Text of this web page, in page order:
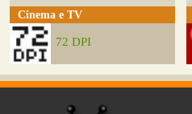
Cinema e TV
72 DPI